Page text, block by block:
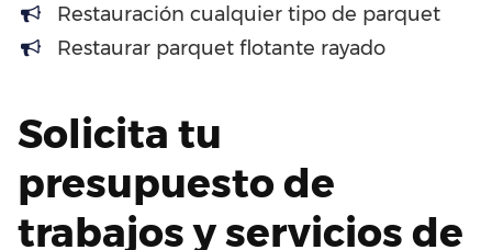
Restauración cualquier tipo de parquet
Restaurar parquet flotante rayado
Solicita tu
presupuesto de
trabajos y servicios de